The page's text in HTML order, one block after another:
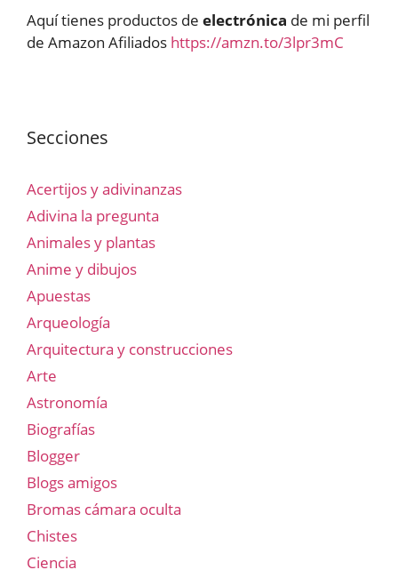
Aquí tienes productos de electrónica de mi perfil
de Amazon Afiliados https://amzn.to/3lpr3mC
Secciones
Acertijos y adivinanzas
Adivina la pregunta
Animales y plantas
Anime y dibujos
Apuestas
Arqueología
Arquitectura y construcciones
Arte
Astronomía
Biografías
Blogger
Blogs amigos
Bromas cámara oculta
Chistes
Ciencia